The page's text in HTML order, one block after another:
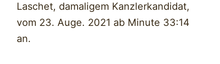
Laschet, damaligem Kanzlerkandidat,
vom 23. Auge. 2021 ab Minute 33:14
an.